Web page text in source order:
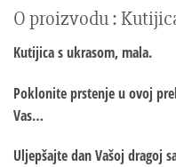
O proizvodu :
Kutijica s ukrasom, mala.
Poklonite prstenje u ovoj
Vas…
Uljepšajte dan Vašoj dragoj